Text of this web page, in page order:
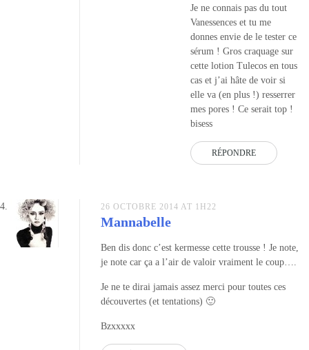
Je ne connais pas du tout
Vanessences et tu me
donnes envie de le tester ce
sérum ! Gros craquage sur
cette lotion Tulecos en tous
cas et j’ai hâte de voir si
elle va (en plus !) resserrer
mes pores ! Ce serait top !
bisess
RÉPONDRE
26 OCTOBRE 2014 AT 1H22
Mannabelle
Ben dis donc c’est kermesse cette trousse ! Je note,
je note car ça a l’air de valoir vraiment le coup….
Je ne te dirai jamais assez merci pour toutes ces
découvertes (et tentations) 🙂
Bzxxxxx